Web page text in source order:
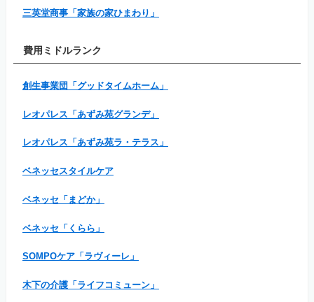
三英堂商事「家族の家ひまわり」
費用ミドルランク
創生事業団「グッドタイムホーム」
レオパレス「あずみ苑グランデ」
レオパレス「あずみ苑ラ・テラス」
ベネッセスタイルケア
ベネッセ「まどか」
ベネッセ「くらら」
SOMPOケア「ラヴィーレ」
木下の介護「ライフコミューン」